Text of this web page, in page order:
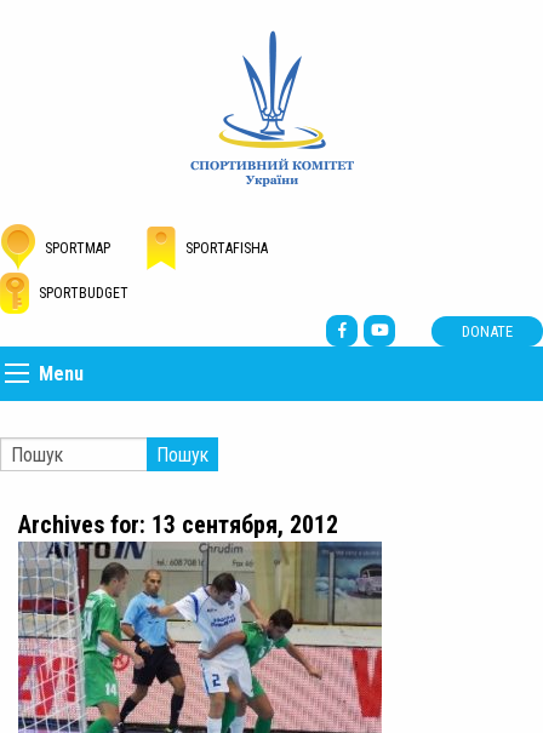
SPORTMAP SPORTAFISHA
SPORTBUDGET
DONATE
Menu
Пошук
Archives for: 13 сентября, 2012